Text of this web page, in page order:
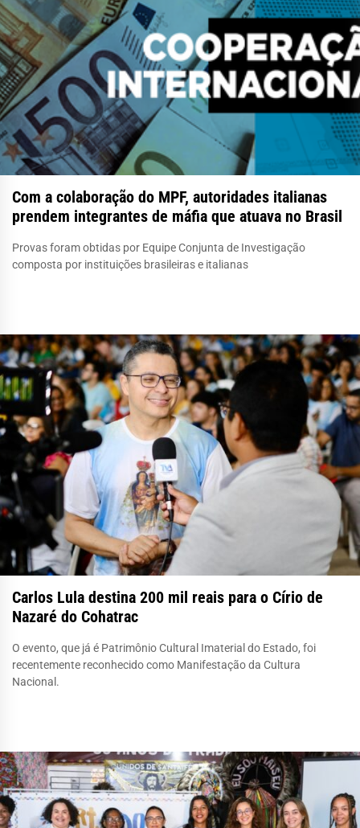
Com a colaboração do MPF, autoridades italianas
prendem integrantes de máfia que atuava no Brasil
Provas foram obtidas por Equipe Conjunta de Investigação
composta por instituições brasileiras e italianas
Carlos Lula destina 200 mil reais para o Círio de
Nazaré do Cohatrac
O evento, que já é Patrimônio Cultural Imaterial do Estado, foi
recentemente reconhecido como Manifestação da Cultura
Nacional.